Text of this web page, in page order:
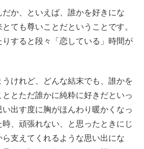
か、といえば、誰かを好きにな
ても尊いことだということです。
すると段々「恋している」時間が
けれど、どんな結末でも、誰かを
とただ誰かに純粋に好きだといっ
出す度に胸がほんわり暖かくなっ
、頑張れない、と思ったときにじ
支えてくれるような思い出にな